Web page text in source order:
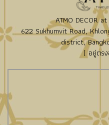
ATMO DECOR
622 Sukhumvit Road,
district,
( อยู่ตร